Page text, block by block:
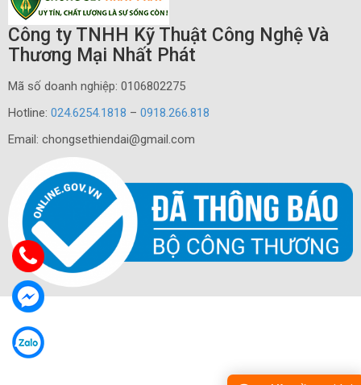
Công ty TNHH Kỹ Thuật Công Nghệ Và
Thương Mại Nhất Phát
Mã số doanh nghiệp: 0106802275
Hotline: 024.6254.1818 – 0918.266.818
Email: chongsethiendai@gmail.com